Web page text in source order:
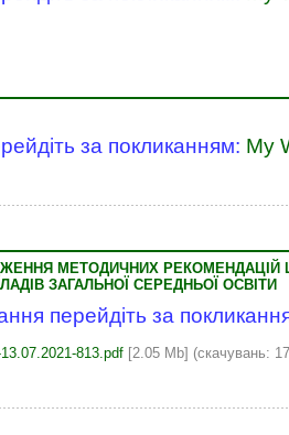
за покликанням: My
МЕТОДИЧНИХ
ЗАГАЛЬНОЇ СЕРЕДНЬОЇ ОСВІТИ
перейдіть за
813.pdf [2.05 Mb] (cкачувань: